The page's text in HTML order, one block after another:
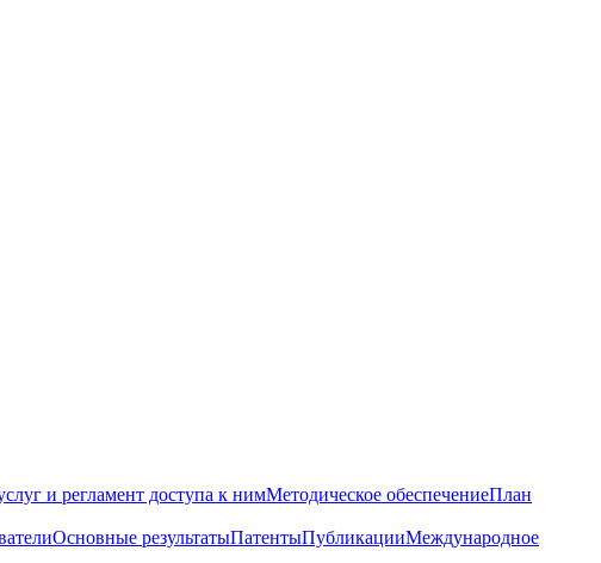
и регламент доступа к нимМетодическое обеспечениеПлан
Основные результатыПатентыПубликацииМеждународное